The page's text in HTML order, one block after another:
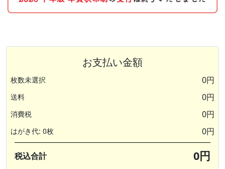
お支払い金額
枚数未選択 0円
送料 0円
消費税 0円
はがき代: 0枚 0円
税込合計 0円